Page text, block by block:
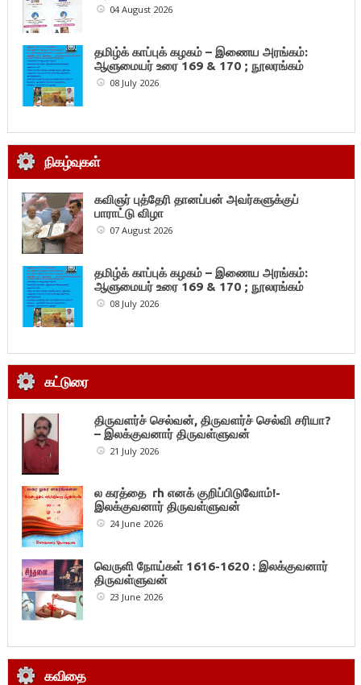
04 August 2026
தமிழ்க் காப்புக் கழகம் – இணைய அரங்கம்:
ஆளுமையர் உரை 169 & 170 ; நூலரங்கம்
08 July 2026
நிகழ்வுகள்
கவிஞர் புத்தேரி தானப்பன் அவர்களுக்குப்
பாராட்டு விழா
07 August 2026
தமிழ்க் காப்புக் கழகம் – இணைய அரங்கம்:
ஆளுமையர் உரை 169 & 170 ; நூலரங்கம்
08 July 2026
கட்டுரை
திருவளர்ச் செல்வன், திருவளர்ச் செல்வி சரியா?
– இலக்குவனார் திருவள்ளுவன்
21 July 2026
ல கரத்தை rh எனக் குறிப்பிடுவோம்!-
இலக்குவனார் திருவள்ளுவன்
24 June 2026
வெருளி நோய்கள் 1616-1620 : இலக்குவனார்
திருவள்ளுவன்
23 June 2026
கவிதை